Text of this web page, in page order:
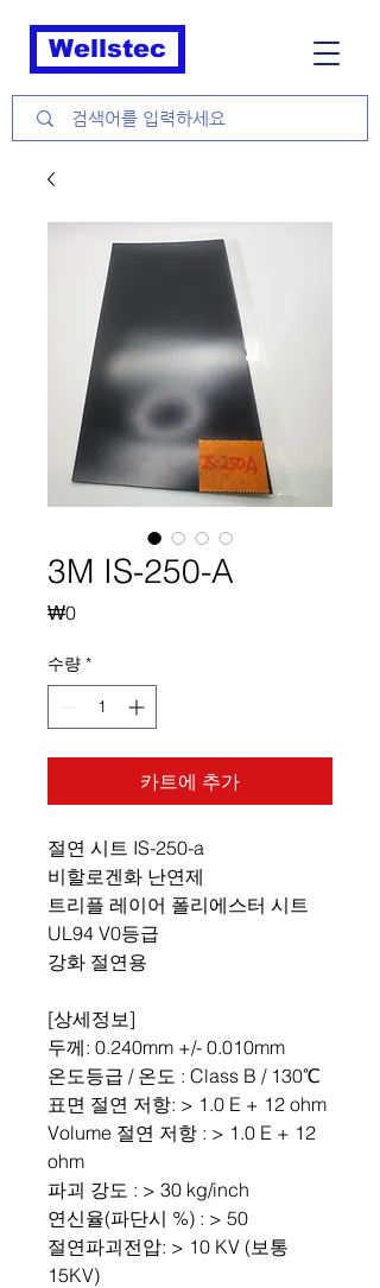
Wellstec
3M IS-250-A
₩0가
수량 *
카트에 추가
절연 시트 IS-250-a
비할로겐화 난연제
트리플 레이어 폴리에스터 시트
UL94 V0등급
강화 절연용
[상세정보]
두께: 0.240mm +/- 0.010mm
온도등급 / 온도 : Class B / 130℃
표면 절연 저항: > 1.0 E + 12 ohm
Volume 절연 저항 : > 1.0 E + 12
ohm
파괴 강도 : > 30 kg/inch
연신율(파단시 %) : > 50
절연파괴전압: > 10 KV (보통
15KV)